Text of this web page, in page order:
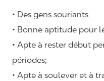
• Des gens souriants
• Bonne aptitude pour
• Apte à rester début
périodes;
• Apte à soulever et à